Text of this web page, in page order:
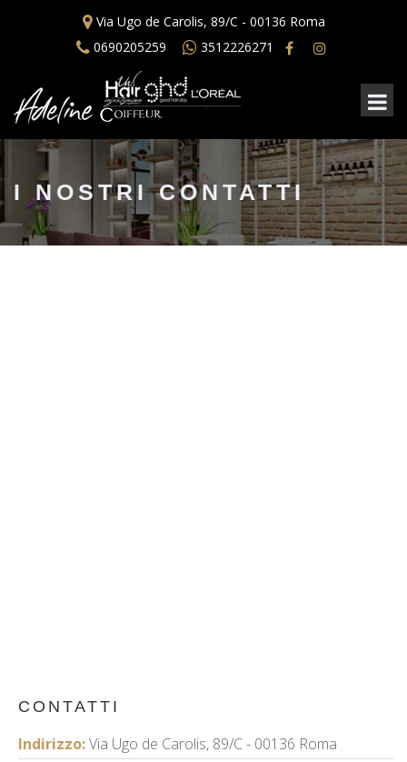
Via Ugo de Carolis, 89/C - 00136 Roma
0690205259
3512226271
I NOSTRI CONTATTI
CONTATTI
Indirizzo:Via Ugo de Carolis, 89/C - 00136 Roma